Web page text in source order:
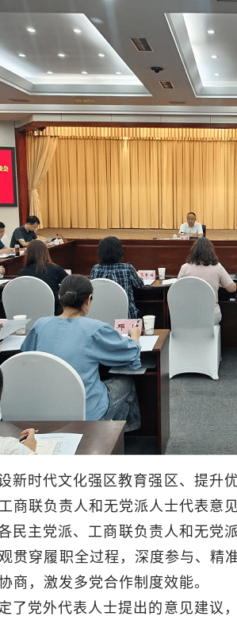
新时代文化强区教育强区、提升
商联负责人和无党派人士代表意见
民主党派、工商联负责人和无党
贯穿履职全过程，深度参与、精
商，激发多党合作制度效能。
了党外代表人士提出的意见建议